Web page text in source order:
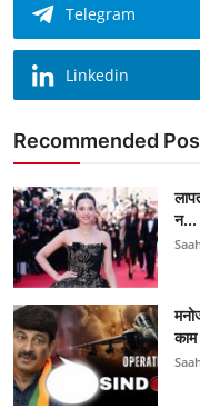
Telegram
Linkedin
Recommended
न...